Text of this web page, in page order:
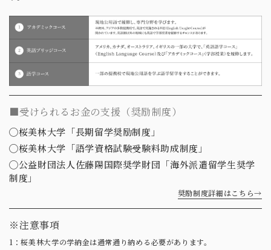
■受けられるお金の支援（奨励制度）
◯桜美林大学「長期留学奨励制度」
◯桜美林大学「語学資格試験受験料助成制度」
◯公益財団法人佐藤陽国際奨学財団「海外派遣留学生奨学
制度」
奨励制度詳細はこちら→
※注意事項
1：桜美林大学の学納金は通常通り納める必要があります。